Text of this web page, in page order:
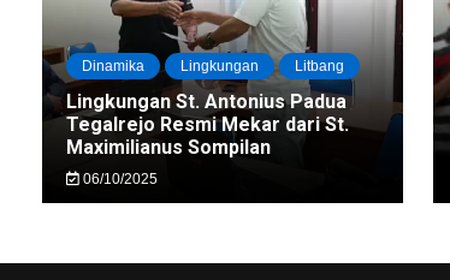
Dinamika Lingkungan Litbang
Lingkungan St. Antonius Padua
Tegalrejo Resmi Mekar dari St.
Maximilianus Sompilan
06/10/2025